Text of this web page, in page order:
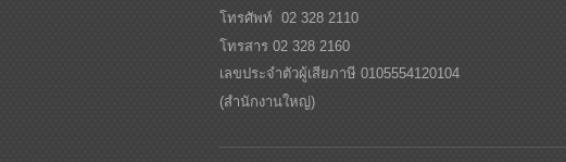
โทรศัพท์ 02 328 2110
โทรสาร 02 328 2160
เลขประจำตัวผู้เสียภาษี 0105554120104
(สำนักงานใหญ่)